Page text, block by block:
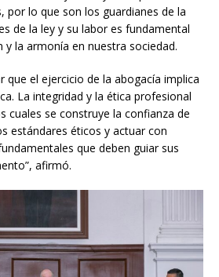
por lo que son los guardianes de la
de la ley y su labor es fundamental
la armonía en nuestra sociedad.
que el ejercicio de la abogacía implica
La integridad y la ética profesional
cuales se construye la confianza de
estándares éticos y actuar con
que deben guiar sus
afirmó.